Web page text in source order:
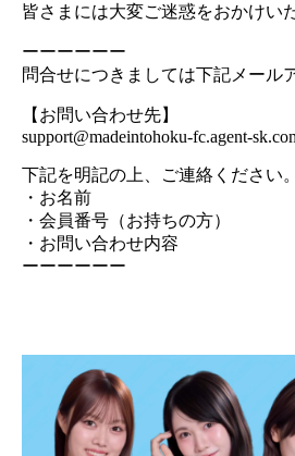
皆さまには大変ご迷惑をおかけい
ーーーーーー
問合せにつきましては下記メール
【お問い合わせ先】
support@madeintohoku-fc.agent-
下記を明記の上、ご連絡ください。
・お名前
・会員番号（お持ちの方）
・お問い合わせ内容
ーーーーーー